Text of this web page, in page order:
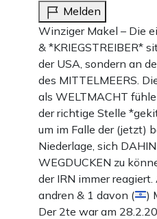
Melden
Winziger Makel – Die
& *KRIEGSTREIBER*
der USA, sondern an
des MITTELMEERS.
als WELTMACHT
der richtige Stelle
um im Falle der (jetzt)
Niederlage, sich
WEGDUCKEN zu
der IRN immer
andren & 1 davon (
)
Der 2te war am